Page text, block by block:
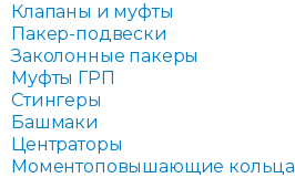
Клапаны и муфты
Пакер-подвески
Заколонные пакеры
Муфты ГРП
Стингеры
Башмаки
Центраторы
Моментоповышающие кольца